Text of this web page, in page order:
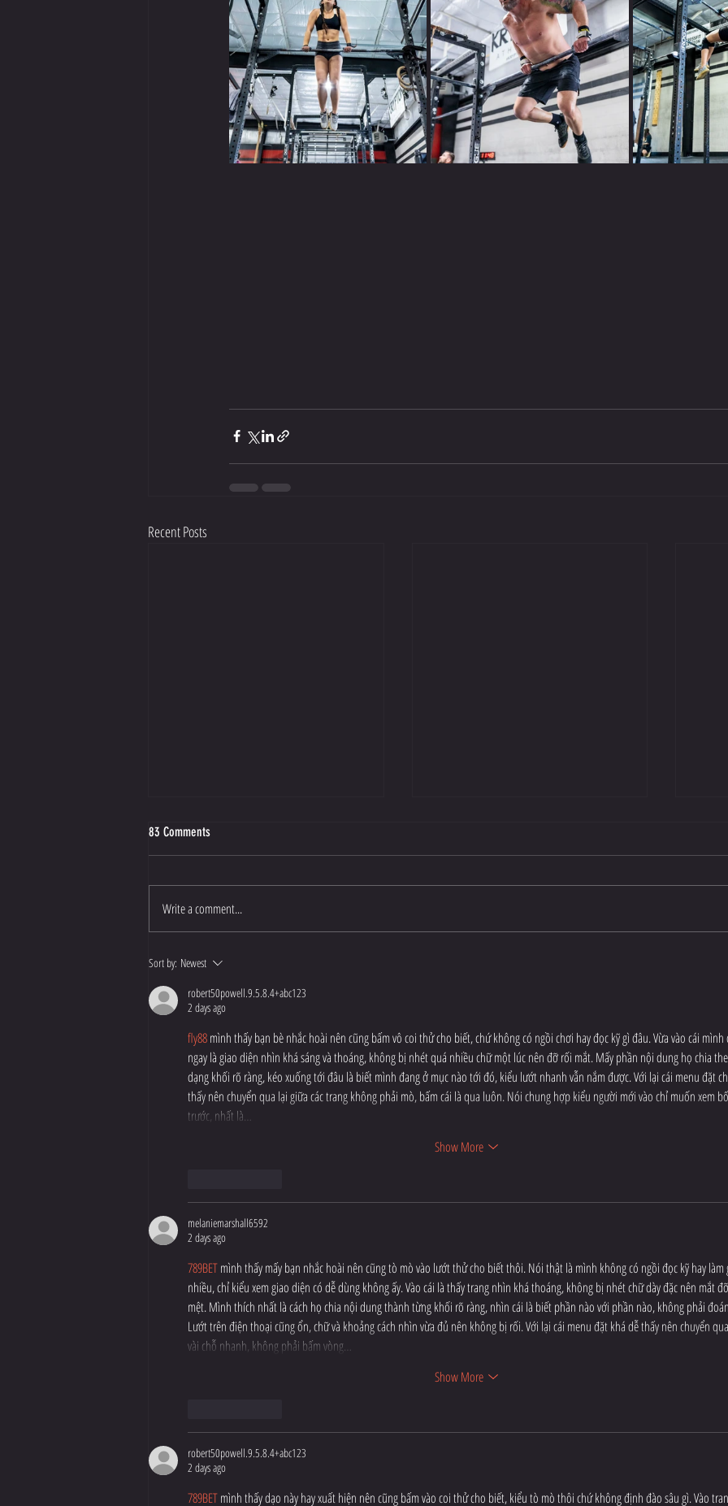
Recent Posts
The Syndicate Crown
83 Comments
Write a comment...
Sort by: Newest
robert50powell.9.5.8.4+abc123
2 days ago
fly88 mình thấy bạn bè nhắc hoài nên cũng bấm vô coi thử cho biết, chứ không có ngồi chơi hay đọc kỹ gì đâu. Vừa vào cái mình
ngay là giao diện nhìn khá sáng và thoáng, không bị nhét quá nhiều chữ một lúc nên đỡ rối mắt. Mấy phần nội dung họ chia
dạng khối rõ ràng, kéo xuống tới đâu là biết mình đang ở mục nào tới đó, kiểu lướt nhanh vẫn nắm được. Với lại cái menu đặt
thấy nên chuyển qua lại giữa các trang không phải mò, bấm cái là qua luôn. Nói chung hợp kiểu người mới vào chỉ muốn xem
trước, nhất là…
Show More
melaniemarshall6592
2 days ago
789BET mình thấy mấy bạn nhắc hoài nên cũng tò mò vào lướt thử cho biết thôi. Nói thật là mình không có ngồi đọc kỹ hay làm
nhiều, chỉ kiểu xem giao diện có dễ dùng không ấy. Vào cái là thấy trang nhìn khá thoáng, không bị nhét chữ dày đặc nên mắt đỡ
mệt. Mình thích nhất là cách họ chia nội dung thành từng khối rõ ràng, nhìn cái là biết phần nào với phần nào, không phải
Lướt trên điện thoại cũng ổn, chữ và khoảng cách nhìn vừa đủ nên không bị rối. Với lại cái menu đặt khá dễ thấy nên chuyển
vài chỗ nhanh, không phải bấm vòng…
Show More
robert50powell.9.5.8.4+abc123
2 days ago
789BET mình thấy dạo này hay xuất hiện nên cũng bấm vào coi thử cho biết, kiểu tò mò thôi chứ không định đào sâu gì. Vào